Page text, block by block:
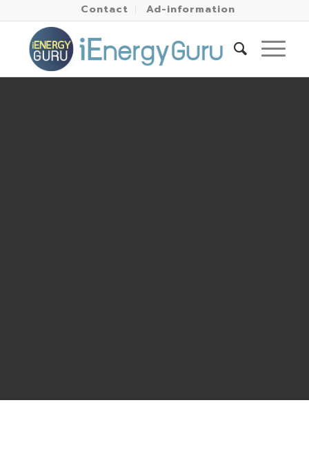
Contact Ad-information